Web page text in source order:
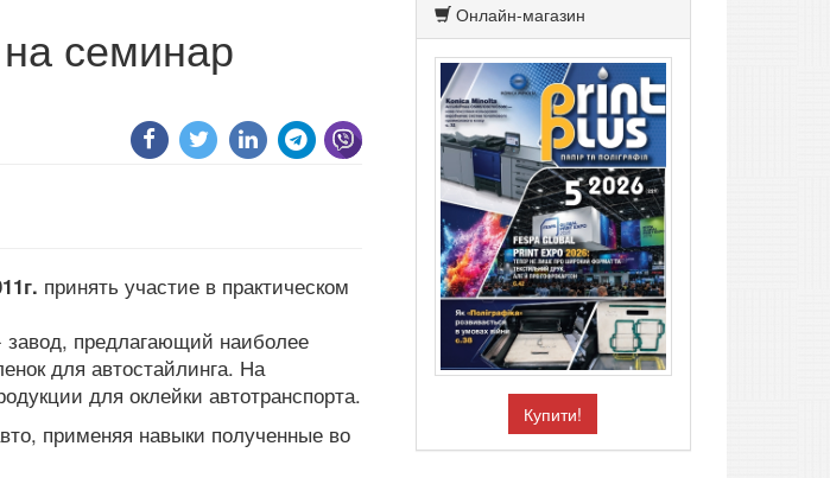
семинар
принять участие в практическом
завод, предлагающий наиболее
для автостайлинга. На
для оклейки автотранспорта.
применяя навыки полученные во
Онлайн-магазин
Купити!